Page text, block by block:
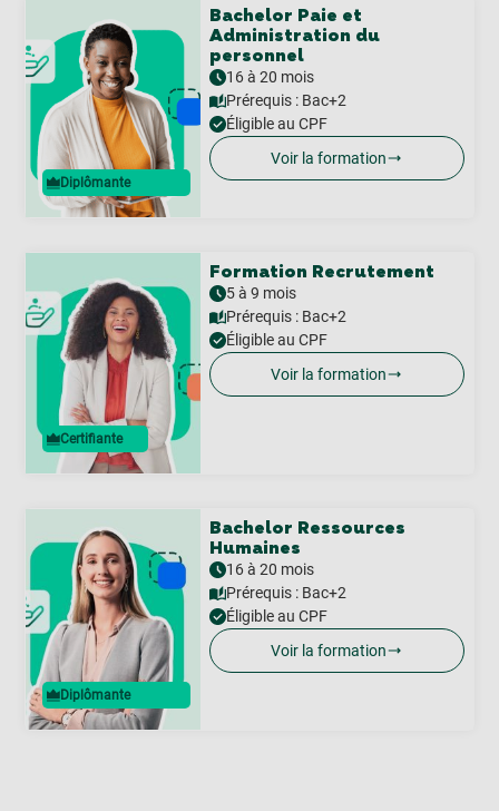
Diplômante
Bachelor Paie et
Administration du
personnel
16 à 20 mois
Prérequis : Bac+2
Éligible au CPF
Voir la formation
Certifiante
Formation Recrutement
5 à 9 mois
Prérequis : Bac+2
Éligible au CPF
Voir la formation
Diplômante
Bachelor Ressources
Humaines
16 à 20 mois
Prérequis : Bac+2
Éligible au CPF
Voir la formation